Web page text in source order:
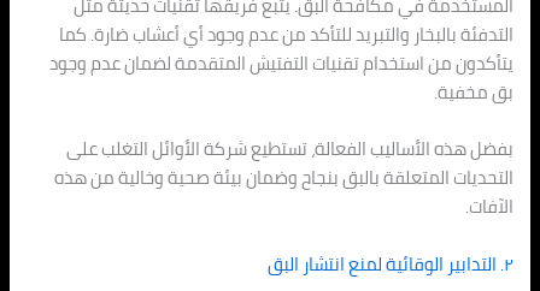
التدفئة بالبخار والتبريد للتأكد من عدم وجود أي أعشاب ضارة. كما
يتأكدون من استخدام تقنيات التفتيش المتقدمة لضمان عدم وجود
بق مخفية.
بفضل هذه الأساليب الفعالة، تستطيع شركة الأوائل التغلب على
التحديات المتعلقة بالبق بنجاح وضمان بيئة صحية وخالية من هذه
الآفات.
٢. التدابير الوقائية لمنع انتشار البق